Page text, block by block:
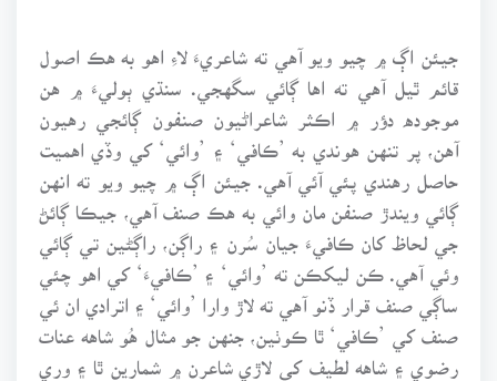
جيئن اڳ ۾ چيو ويو آهي ته شاعريءَ لاءِ اهو به هڪ اصول
قائم ٿيل آهي ته اها ڳائي سگهجي. سنڌي ٻوليءَ ۾ هن
موجوده دؤر ۾ اڪثر شاعراڻيون صنفون ڳائجي رهيون
آهن، پر تنهن هوندي به ’ڪافي‘ ۽ ’وائي‘ کي وڏي اهميت
حاصل رهندي پئي آئي آهي. جيئن اڳ ۾ چيو ويو ته انهن
ڳائي ويندڙ صنفن مان وائي به هڪ صنف آهي، جيڪا ڳائڻ
جي لحاظ کان ڪافيءَ جيان سُرن ۽ راڳن، راڳڻين تي ڳائي
وئي آهي. ڪن ليکڪن ته ’وائي‘ ۽ ’ڪافيءَ‘ کي اهو چئي
ساڳي صنف قرار ڏنو آهي ته لاڙ وارا ’وائي‘ ۽ اترادي ان ئي
صنف کي ’ڪافي‘ ٿا ڪوٺين، جنهن جو مثال هُو شاهه عنات
رضوي ۽ شاهه لطيف کي لاڙي شاعرن ۾ شمارين ٿا ۽ وري